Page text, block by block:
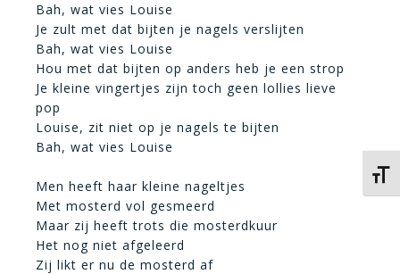
Bah, wat vies Louise
Je zult met dat bijten je nagels verslijten
Bah, wat vies Louise
Hou met dat bijten op anders heb je een strop
Je kleine vingertjes zijn toch geen lollies lieve
pop
Louise, zit niet op je nagels te bijten
Bah, wat vies Louise
Men heeft haar kleine nageltjes
Met mosterd vol gesmeerd
Maar zij heeft trots die mosterdkuur
Het nog niet afgeleerd
Zij likt er nu de mosterd af